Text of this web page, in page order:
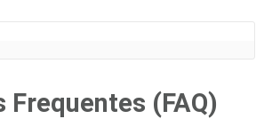
Frequentes (FAQ)